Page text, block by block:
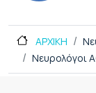
ΑΡΧΙΚΗ
Νευρολόγοι